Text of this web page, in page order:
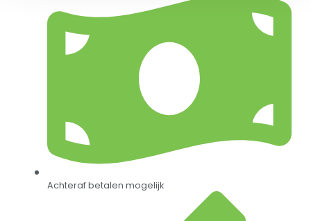
Achteraf betalen mogelijk